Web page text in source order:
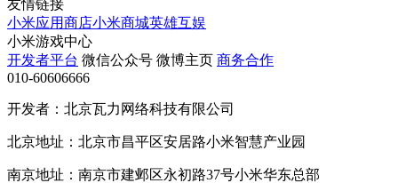
友情链接
小米应用商店小米商城英雄互娱
小米游戏中心
开发者平台 微信公众号 微博主页 商务合作
010-60606666
开发者：北京瓦力网络科技有限公司
北京地址：北京市昌平区安居路小米智慧产业园
南京地址：南京市建邺区永初路37号小米华东总部